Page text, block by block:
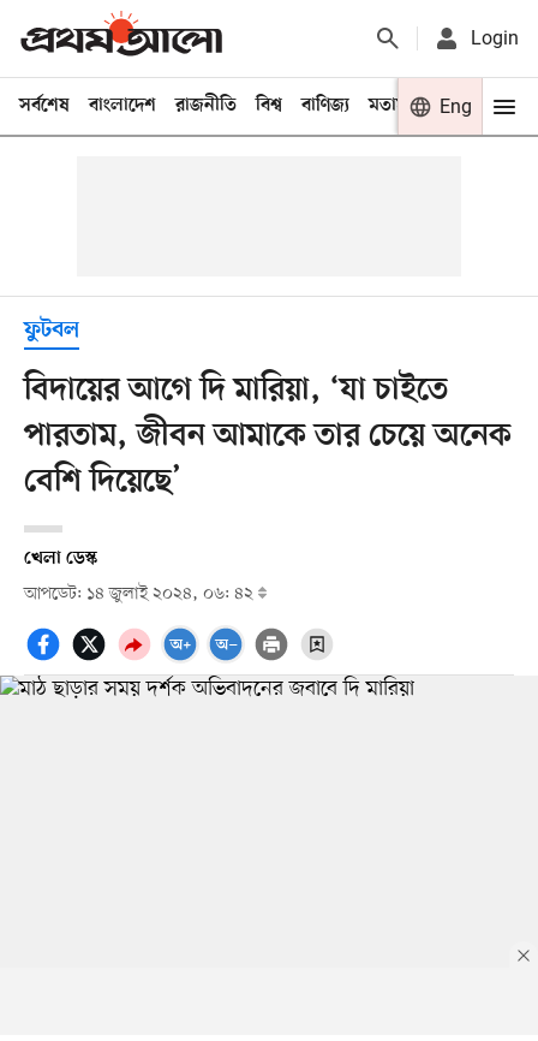
Login
সর্বশেষ বাংলাদেশ রাজনীতি বিশ্ব বাণিজ্য মতামত খেলা
Eng
ফুটবল
বিদায়ের আগে দি মারিয়া, ‘যা চাইতে
পারতাম, জীবন আমাকে তার চেয়ে অনেক
বেশি দিয়েছে’
খেলা ডেস্ক
আপডেট: ১৪ জুলাই ২০২৪, ০৬: ৪২